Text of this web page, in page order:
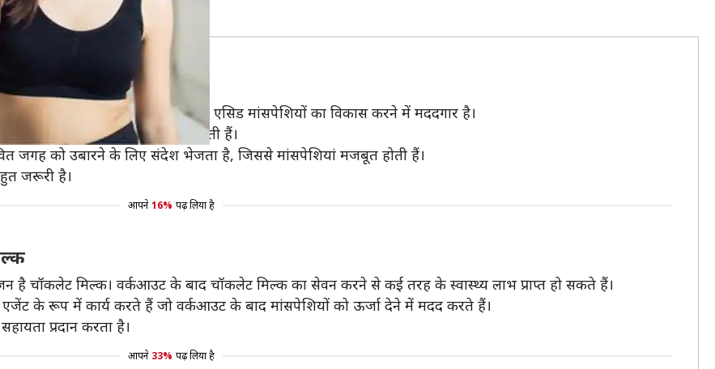
है, क्योंकि प्रोटीन में मौजूद एमीनो एसिड मांसपेशियों का विकास करने में मददगार है।
माइक्रोटियर को बनाने का काम करती हैं।
जगह को उबारने के लिए संदेश भेजता है, जिससे मांसपेशियां मजबूत होती हैं।
जरूरी है।
आपने 16% पढ़ लिया है
है चॉकलेट मिल्क। वर्कआउट के बाद चॉकलेट मिल्क का सेवन करने से कई तरह के स्वास्थ्य लाभ प्राप्त हो सकते हैं।
एजेंट के रूप में कार्य करते हैं जो वर्कआउट के बाद मांसपेशियों को ऊर्जा देने में मदद करते हैं।
प्रदान करता है।
आपने 33% पढ़ लिया है